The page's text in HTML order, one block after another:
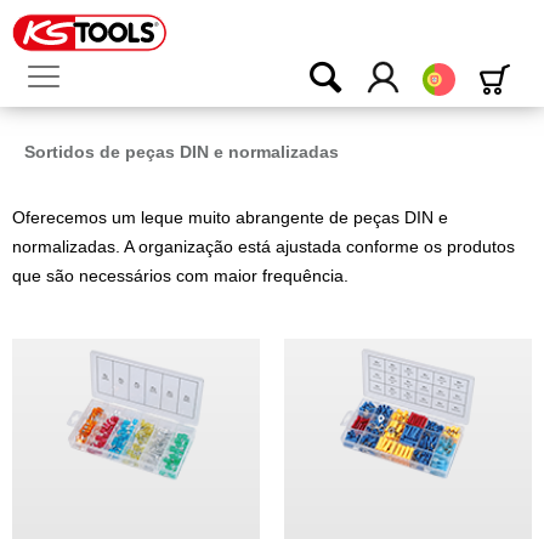
Português
Sortidos de peças DIN e normalizadas
Oferecemos um leque muito abrangente de peças DIN e
normalizadas. A organização está ajustada conforme os produtos
que são necessários com maior frequência.